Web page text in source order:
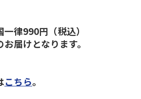
律990円（税込）
届けとなります。
こちら。